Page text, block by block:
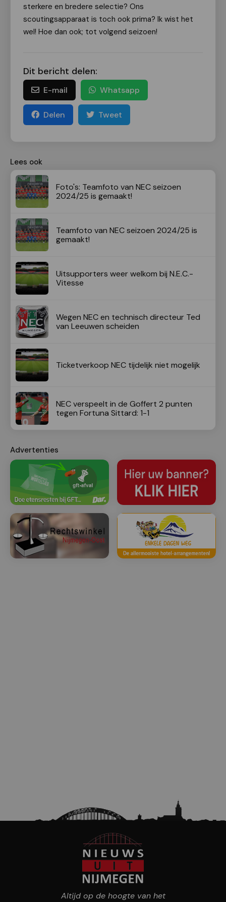
sterkere en bredere selectie? Ons
scoutingsapparaat is toch ook prima? Ik wist het
wel! Hoe dan ook; tot volgend seizoen!
Dit bericht delen:
E-mail Whatsapp
Delen Tweet
Lees ook
Foto's: Teamfoto van NEC seizoen
2024/25 is gemaakt!
Teamfoto van NEC seizoen 2024/25 is
gemaakt!
Uitsupporters weer welkom bij N.E.C.-
Vitesse
Wegen NEC en technisch directeur Ted
van Leeuwen scheiden
Ticketverkoop NEC tijdelijk niet mogelijk
NEC verspeelt in de Goffert 2 punten
tegen Fortuna Sittard: 1-1
Advertenties
Altijd op de hoogte van het